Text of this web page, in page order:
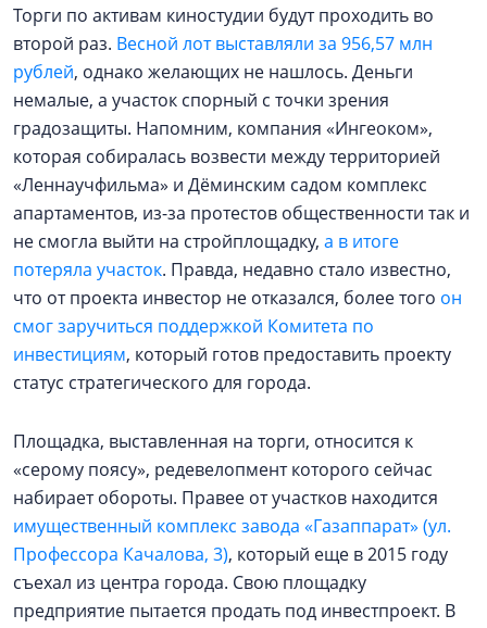
Торги по активам киностудии будут проходить во
второй раз. Весной лот выставляли за 956,57 млн
рублей, однако желающих не нашлось. Деньги
немалые, а участок спорный с точки зрения
градозащиты. Напомним, компания «Ингеоком»,
которая собиралась возвести между территорией
«Леннаучфильма» и Дёминским садом комплекс
апартаментов, из-за протестов общественности так и
не смогла выйти на стройплощадку, а в итоге
потеряла участок. Правда, недавно стало известно,
что от проекта инвестор не отказался, более того он
смог заручиться поддержкой Комитета по
инвестициям, который готов предоставить проекту
статус стратегического для города.
Площадка, выставленная на торги, относится к
«серому поясу», редевелопмент которого сейчас
набирает обороты. Правее от участков находится
имущественный комплекс завода «Газаппарат» (ул.
Профессора Качалова, 3), который еще в 2015 году
съехал из центра города. Свою площадку
предприятие пытается продать под инвестпроект. В